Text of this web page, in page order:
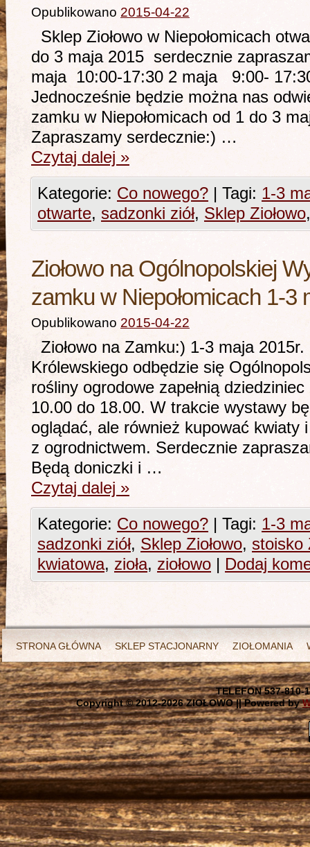
Opublikowano 2015-04-22
Sklep Ziołowo w Niepołomicach
do 3 maja 2015 serdecznie
maja 10:00-17:30 2 maja 9:00-
Jednocześnie będzie można nas
zamku w Niepołomicach od 1 do 3
Zapraszamy serdecznie:) …
Czytaj dalej »
Kategorie: Co nowego? | Tagi: 1-3
otwarte, sadzonki ziół, Sklep Ziołowo
Ziołowo na Ogólnopolskiej
zamku w Niepołomicach 1-3
Opublikowano 2015-04-22
Ziołowo na Zamku:) 1-3 maja
Królewskiego odbędzie się
rośliny ogrodowe zapełnią
10.00 do 18.00. W trakcie wystawy
oglądać, ale również kupować kwiaty
z ogrodnictwem. Serdecznie
Będą doniczki i …
Czytaj dalej »
Kategorie: Co nowego? | Tagi: 1-3
sadzonki ziół, Sklep Ziołowo, stoisko
kwiatowa, zioła, ziołowo | Dodaj
STRONA GŁÓWNA SKLEP STACJONARNY ZIOŁOMANIA
TELEFON 537-810-
Copyright © 2012-2026 ZIOŁOWO || Powered by